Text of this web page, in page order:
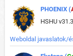
PHOENIX (
HSHU
Weboldal javaslatok/